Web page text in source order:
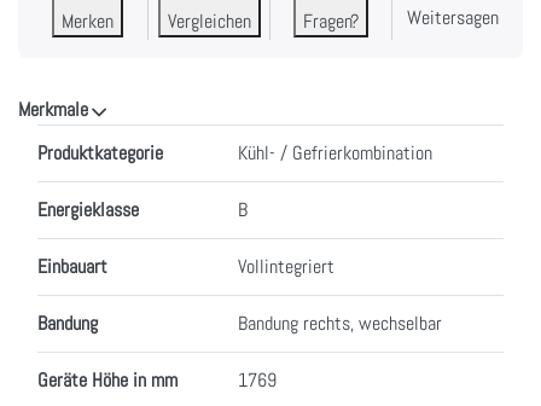
Merken Vergleichen Fragen? Weitersagen
Merkmale
Produktkategorie Kühl- / Gefrierkombination
Energieklasse B
Einbauart Vollintegriert
Bandung Bandung rechts, wechselbar
Geräte Höhe in mm 1769